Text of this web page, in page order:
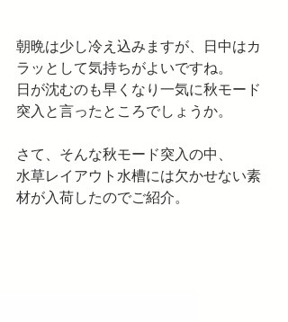
朝晩は少し冷え込みますが、日中はカ
ラッとして気持ちがよいですね。
日が沈むのも早くなり一気に秋モード
突入と言ったところでしょうか。
さて、そんな秋モード突入の中、
水草レイアウト水槽には欠かせない素
材が入荷したのでご紹介。